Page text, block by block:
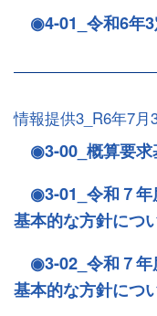
◉4-01_令和6年
情報提供3_R6年7
◉3-00_概算要求
◉3-01_令和７年
基本的な方針につ
◉3-02_令和７年
基本的な方針につ